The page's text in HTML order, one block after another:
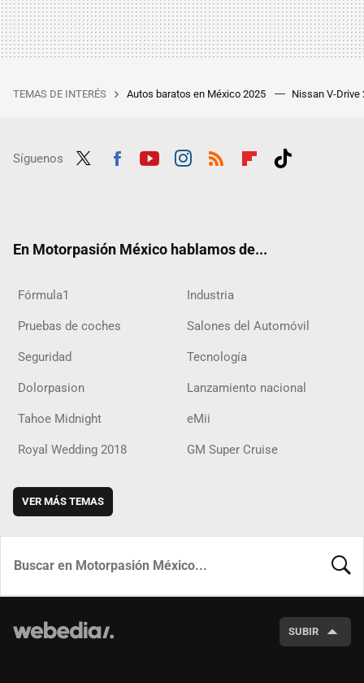
TEMAS DE INTERÉS Autos baratos en México 2025 Nissan V-Drive
Síguenos
En Motorpasión México hablamos de...
Fórmula1 Industria
Pruebas de coches Salones del Automóvil
Seguridad Tecnología
Dolorpasion Lanzamiento nacional
Tahoe Midnight eMii
Royal Wedding 2018 GM Super Cruise
VER MÁS TEMAS
SUBIR